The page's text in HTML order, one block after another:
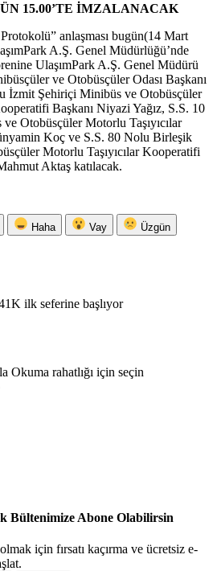
15.00’TE İMZALANACAK
anlaşması bugün(14 Mart
A.Ş. Genel Müdürlüğü’nde
UlaşımPark A.Ş. Genel Müdürü
ve Otobüsçüler Odası Başkanı
İzmit Şehiriçi Minibüs ve Otobüsçüler
Başkanı Niyazi Yağız, S.S. 10
Otobüsçüler Motorlu Taşıyıcılar
Koç ve S.S. 80 Nolu Birleşik
Motorlu Taşıyıcılar Kooperatifi
Aktaş katılacak.
Haha Vay Üzgün
ilk seferine başlıyor
Okuma rahatlığı için seçin
Bültenimize Abone Olabilirsin
için fırsatı kaçırma ve ücretsiz e-